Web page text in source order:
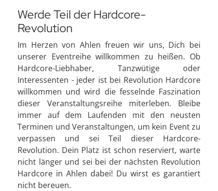
Werde Teil der Hardcore-
Revolution
Im Herzen von Ahlen freuen wir uns, Dich bei
unserer Eventreihe willkommen zu heißen. Ob
Hardcore-Liebhaber, Tanzwütige oder
Interessenten - jeder ist bei Revolution Hardcore
willkommen und wird die fesselnde Faszination
dieser Veranstaltungsreihe miterleben. Bleibe
immer auf dem Laufenden mit den neusten
Terminen und Veranstaltungen, um kein Event zu
verpassen und sei Teil dieser Hardcore-
Revolution. Dein Platz ist schon reserviert, warte
nicht länger und sei bei der nächsten Revolution
Hardcore in Ahlen dabei! Du wirst es garantiert
nicht bereuen.